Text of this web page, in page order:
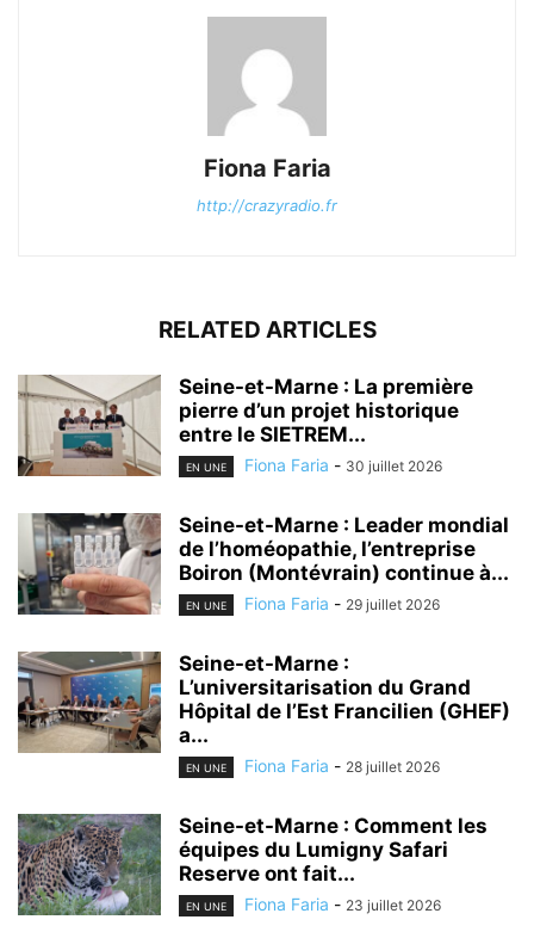
Fiona Faria
http://crazyradio.fr
RELATED ARTICLES
Seine-et-Marne : La première
pierre d’un projet historique
entre le SIETREM...
EN UNE Fiona Faria - 30 juillet 2026
Seine-et-Marne : Leader mondial
de l’homéopathie, l’entreprise
Boiron (Montévrain) continue à...
EN UNE Fiona Faria - 29 juillet 2026
Seine-et-Marne :
L’universitarisation du Grand
Hôpital de l’Est Francilien (GHEF)
a...
EN UNE Fiona Faria - 28 juillet 2026
Seine-et-Marne : Comment les
équipes du Lumigny Safari
Reserve ont fait...
EN UNE Fiona Faria - 23 juillet 2026